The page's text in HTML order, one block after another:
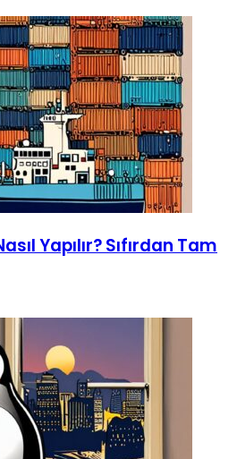
Yapılır? Sıfırdan Tam